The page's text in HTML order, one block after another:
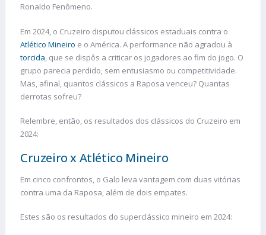
Ronaldo Fenômeno.
Em 2024, o Cruzeiro disputou clássicos estaduais contra o
Atlético Mineiro e o América. A performance não agradou à
torcida, que se dispôs a criticar os jogadores ao fim do jogo. O
grupo parecia perdido, sem entusiasmo ou competitividade.
Mas, afinal, quantos clássicos a Raposa venceu? Quantas
derrotas sofreu?
Relembre, então, os resultados dos clássicos do Cruzeiro em
2024:
Cruzeiro x Atlético Mineiro
Em cinco confrontos, o Galo leva vantagem com duas vitórias
contra uma da Raposa, além de dois empates.
Estes são os resultados do superclássico mineiro em 2024: